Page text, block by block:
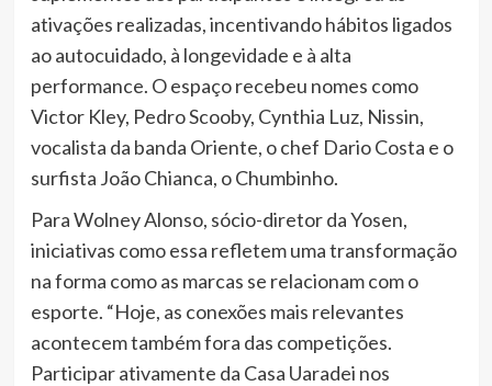
ativações realizadas, incentivando hábitos ligados
ao autocuidado, à longevidade e à alta
performance. O espaço recebeu nomes como
Victor Kley, Pedro Scooby, Cynthia Luz, Nissin,
vocalista da banda Oriente, o chef Dario Costa e o
surfista João Chianca, o Chumbinho.
Para Wolney Alonso, sócio-diretor da Yosen,
iniciativas como essa refletem uma transformação
na forma como as marcas se relacionam com o
esporte. “Hoje, as conexões mais relevantes
acontecem também fora das competições.
Participar ativamente da Casa Uaradei nos